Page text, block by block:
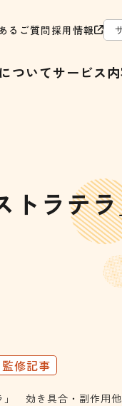
るご質問採用情報
ついてサービス
トラテ
修記事
効き具合・副作用他